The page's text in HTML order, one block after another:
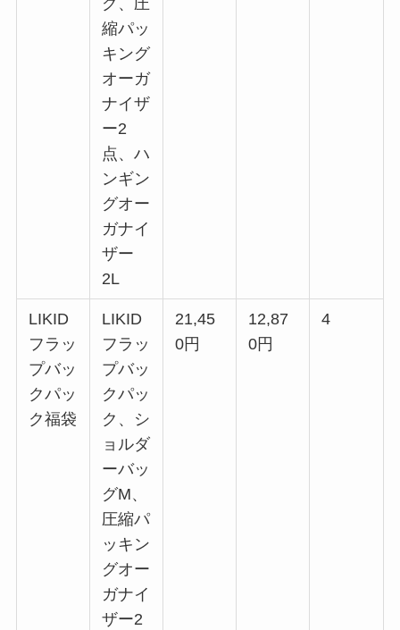
グ、圧
縮パッ
キング
オーガ
ナイザ
ー2
点、ハ
ンギン
グオー
ガナイ
ザー
2L
LIKID
フラッ
プバッ
クパッ
ク福袋
LIKID
フラッ
プバッ
クパッ
ク、シ
ョルダ
ーバッ
グM、
圧縮パ
ッキン
グオー
ガナイ
ザー2
21,45
0円
12,87
0円
4